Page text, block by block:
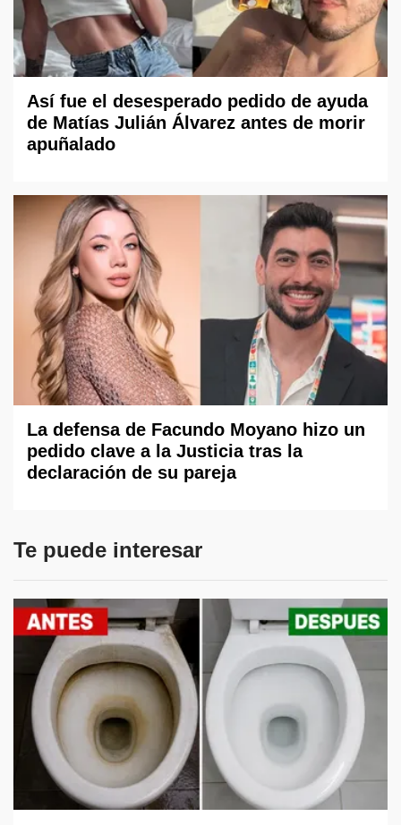
Así fue el desesperado pedido de ayuda
de Matías Julián Álvarez antes de morir
apuñalado
La defensa de Facundo Moyano hizo un
pedido clave a la Justicia tras la
declaración de su pareja
Te puede interesar